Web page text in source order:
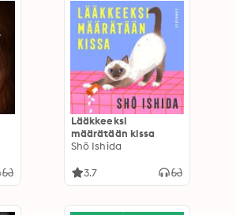
Lääkkeeksi
määrätään kissa
Shō Ishida
3.7